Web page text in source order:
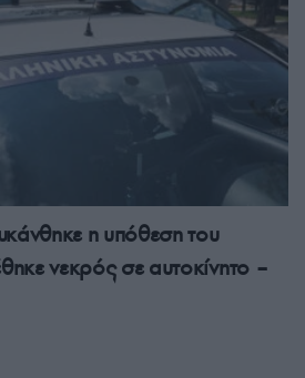
η υπόθεση του
νεκρός σε αυτοκίνητο –